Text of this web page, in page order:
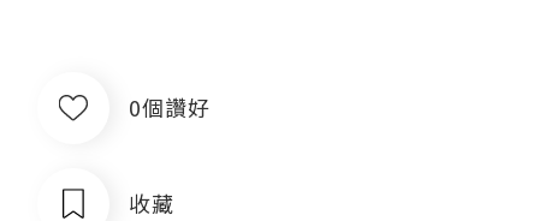
0個讚好
收藏